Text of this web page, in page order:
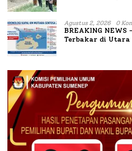
Bataal Timur
Agustus 2, 2026 0
BREAKING
Terbakar di Utara